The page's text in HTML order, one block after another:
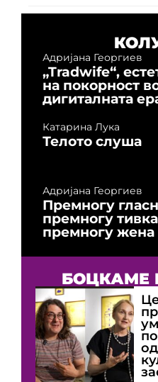
Адријана Георгиев
„Tradwife“,
на покорност
дигиталната
Катарина Лука
Телото слуша
Адријана Георгиев
Премногу
премногу
премногу жена
БОЦКАМЕ